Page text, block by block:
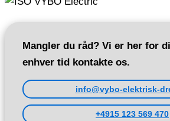
3AL132M-
Mangler du råd? Vi er her for
enhver tid kontakte os.
info@vybo-elektrisk-
+4915 123 569 470